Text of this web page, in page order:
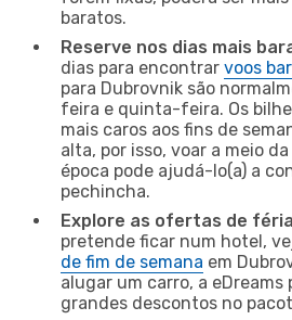
baratos.
Reserve nos dias mais
dias para encontrar voos
para Dubrovnik são
feira e quinta-feira. Os
mais caros aos fins de
alta, por isso, voar a meio
época pode ajudá-lo(a) a
pechincha.
Explore as ofertas de
pretende ficar num hotel,
de fim de semana em
alugar um carro, a
grandes descontos no